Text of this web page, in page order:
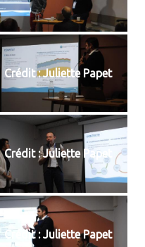
Crédit : Juliette Papet
Crédit : Juliette Papet
Crédit : Juliette Papet